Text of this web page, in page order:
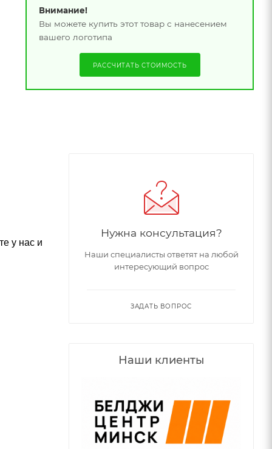
Внимание!
Вы можете купить этот товар с нанесением
вашего логотипа
РАССЧИТАТЬ СТОИМОСТЬ
у нас и
Нужна консультация?
Наши специалисты ответят на любой
интересующий вопрос
ЗАДАТЬ ВОПРОС
Наши клиенты